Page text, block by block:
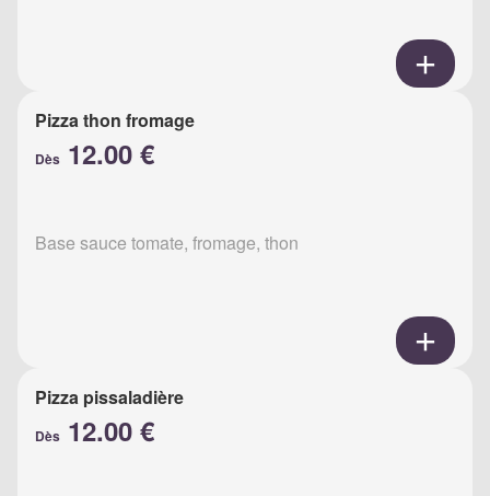
Pizza thon fromage
Dès 12.00 €
Base sauce tomate, fromage, thon
Pizza pissaladière
Dès 12.00 €